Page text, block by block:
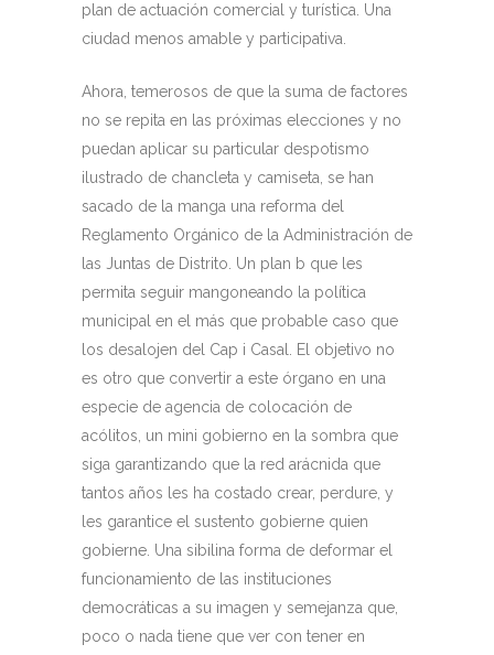
plan de actuación comercial y turística. Una
ciudad menos amable y participativa.
Ahora, temerosos de que la suma de factores
no se repita en las próximas elecciones y no
puedan aplicar su particular despotismo
ilustrado de chancleta y camiseta, se han
sacado de la manga una reforma del
Reglamento Orgánico de la Administración de
las Juntas de Distrito. Un plan b que les
permita seguir mangoneando la política
municipal en el más que probable caso que
los desalojen del Cap i Casal. El objetivo no
es otro que convertir a este órgano en una
especie de agencia de colocación de
acólitos, un mini gobierno en la sombra que
siga garantizando que la red arácnida que
tantos años les ha costado crear, perdure, y
les garantice el sustento gobierne quien
gobierne. Una sibilina forma de deformar el
funcionamiento de las instituciones
democráticas a su imagen y semejanza que,
poco o nada tiene que ver con tener en